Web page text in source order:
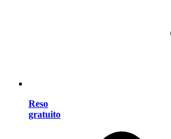
Reso
gratuito